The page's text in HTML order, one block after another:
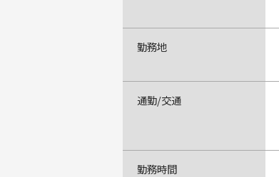
勤務地
通勤/交通
勤務時間